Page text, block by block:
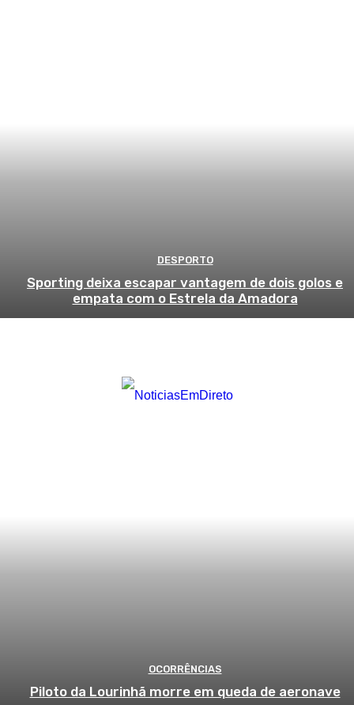
DESPORTO
Sporting deixa escapar vantagem de dois golos e
empata com o Estrela da Amadora
OCORRÊNCIAS
Piloto da Lourinhã morre em queda de aeronave